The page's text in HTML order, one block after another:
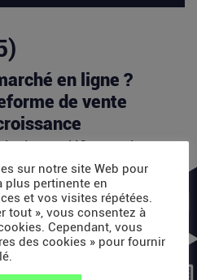
en ligne ?
de vente
défis pour les
les canaux de...
dollars, SAPIOM
de gestion
sur notre site Web pour
plus pertinente en
et vos visites répétées.
tout », vous consentez à
Cependant, vous
des cookies » pour fournir